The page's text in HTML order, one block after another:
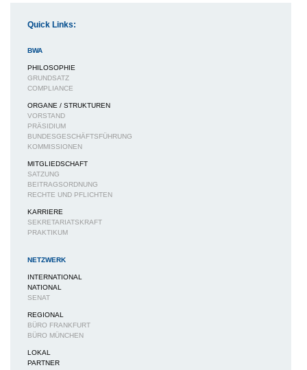
Quick Links:
BWA
PHILOSOPHIE
GRUNDSATZ
COMPLIANCE
ORGANE / STRUKTUREN
VORSTAND
PRÄSIDIUM
BUNDESGESCHÄFTSFÜHRUNG
KOMMISSIONEN
MITGLIEDSCHAFT
SATZUNG
BEITRAGSORDNUNG
RECHTE UND PFLICHTEN
KARRIERE
SEKRETARIATSKRAFT
PRAKTIKUM
NETZWERK
INTERNATIONAL
NATIONAL
SENAT
REGIONAL
BÜRO FRANKFURT
BÜRO MÜNCHEN
LOKAL
PARTNER